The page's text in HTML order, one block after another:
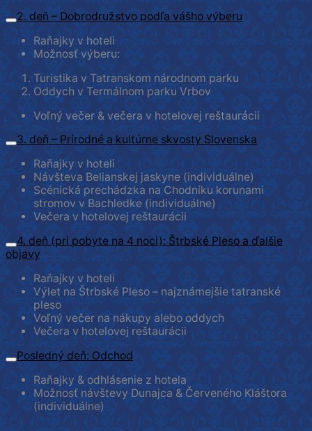
2. deň – Dobrodružstvo podľa vášho výberu
Raňajky v hoteli
Možnosť výberu:
Turistika v Tatranskom národnom parku
Oddych v Termálnom parku Vrbov
Voľný večer & večera v hotelovej reštaurácii
3. deň – Prírodné a kultúrne skvosty Slovenska
Raňajky v hoteli
Návšteva Belianskej jaskyne (individuálne)
Scénická prechádzka na Chodníku korunami
stromov v Bachledke (individuálne)
Večera v hotelovej reštaurácii
4. deň (pri pobyte na 4 noci): Štrbské Pleso a ďalšie
objavy
Raňajky v hoteli
Výlet na Štrbské Pleso – najznámejšie tatranské
pleso
Voľný večer na nákupy alebo oddych
Večera v hotelovej reštaurácii
Posledný deň: Odchod
Raňajky & odhlásenie z hotela
Možnosť návštevy Dunajca & Červeného Kláštora
(individuálne)